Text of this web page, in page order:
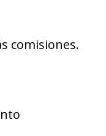
comisiones.